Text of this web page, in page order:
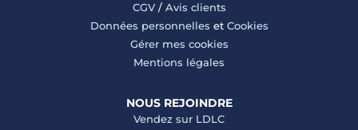
CGV/ Avis clients
Données personnelles et Cookies
Gérer mes cookies
Mentions légales
NOUS REJOINDRE
Vendez sur LDLC